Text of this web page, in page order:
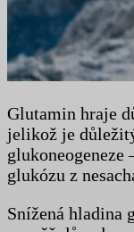
Glutamin hraje
jelikož je
glukózu z
Snížená hladina